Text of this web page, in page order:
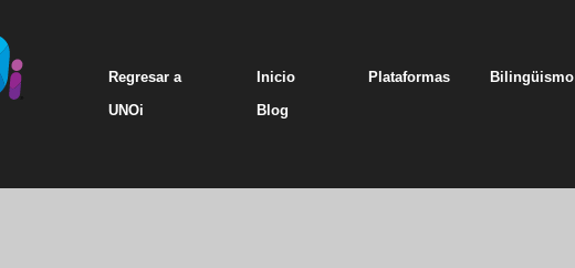
Regresar a
UNOi
Inicio
Blog
Plataformas Bilingüismo